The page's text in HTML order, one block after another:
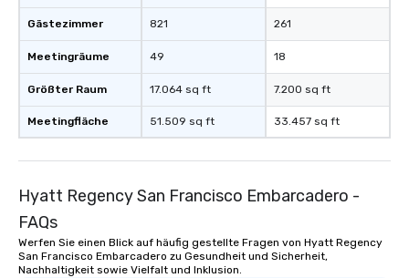
convenient and
experience is
short stroll allows
members a chance to
networking
itinerary. You Get a Dinner and a Show
entertainment. All
who leads the group
offering engaging
Gästezimmer
Meetingräume
Größter Raum
Meetingfläche
821
49
17.064 sq ft
51.509 sq ft
261
18
7.200 sq ft
33.457 sq ft
Hyatt Regency San Francisco Embarcadero -
FAQs
Werfen Sie einen Blick auf häufig gestellte Fragen von Hyatt Regency
San Francisco Embarcadero zu Gesundheit und Sicherheit,
Nachhaltigkeit sowie Vielfalt und Inklusion.